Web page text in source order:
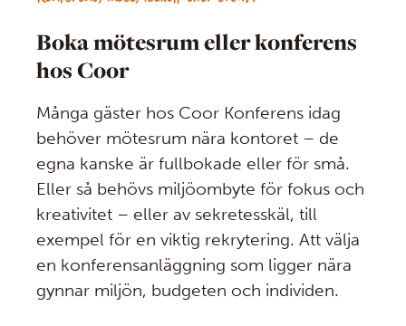
Boka mötesrum eller konferens
hos Coor
Många gäster hos Coor Konferens idag
behöver mötesrum nära kontoret – de
egna kanske är fullbokade eller för små.
Eller så behövs miljöombyte för fokus och
kreativitet – eller av sekretesskäl, till
exempel för en viktig rekrytering. Att välja
en konferensanläggning som ligger nära
gynnar miljön, budgeten och individen.